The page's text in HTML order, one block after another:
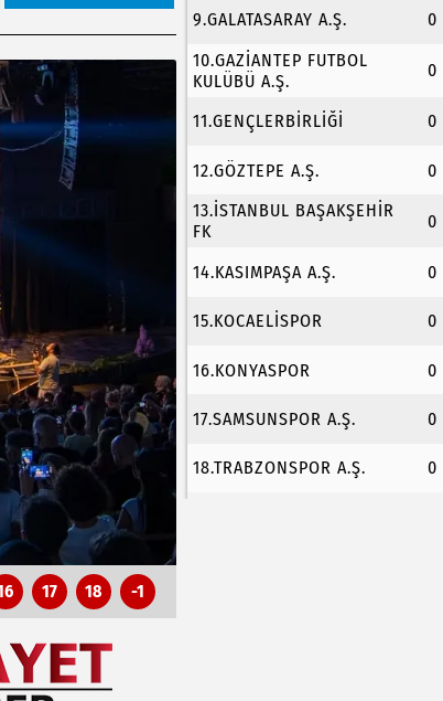
17 18 -1
9.GALATASARAY A.Ş. 0
10.GAZİANTEP FUTBOL
KULÜBÜ A.Ş.
0
11.GENÇLERBİRLİĞİ 0
12.GÖZTEPE A.Ş. 0
13.İSTANBUL BAŞAKŞEHİR
FK
0
14.KASIMPAŞA A.Ş. 0
15.KOCAELİSPOR 0
16.KONYASPOR 0
17.SAMSUNSPOR A.Ş. 0
18.TRABZONSPOR A.Ş. 0